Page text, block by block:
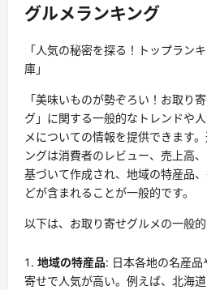
グルメランキング
「人気の秘密を探る！トップラン
庫」
「美味いものが勢ぞろい！お取り
グ」に関する一般的なトレンドや
メについての情報を提供できます
ングは消費者のレビュー、売上高
基づいて作成され、地域の特産品
どが含まれることが一般的です。
以下は、お取り寄せグルメの一般
地域の特産品: 日本各地の名産品
寄せで人気が高い。例えば、北海